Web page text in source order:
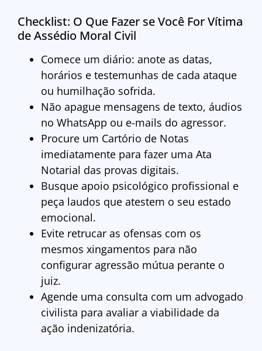
Checklist: O Que Fazer se Você For Vítima
de Assédio Moral Civil
Comece um diário: anote as datas,
horários e testemunhas de cada ataque
ou humilhação sofrida.
Não apague mensagens de texto, áudios
no WhatsApp ou e-mails do agressor.
Procure um Cartório de Notas
imediatamente para fazer uma Ata
Notarial das provas digitais.
Busque apoio psicológico profissional e
peça laudos que atestem o seu estado
emocional.
Evite retrucar as ofensas com os
mesmos xingamentos para não
configurar agressão mútua perante o
juiz.
Agende uma consulta com um advogado
civilista para avaliar a viabilidade da
ação indenizatória.